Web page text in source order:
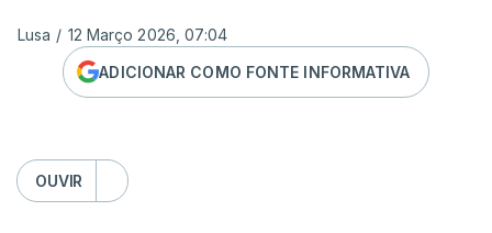
Lusa / 12 Março 2026, 07:04
ADICIONAR COMO FONTE INFORMATIVA
OUVIR